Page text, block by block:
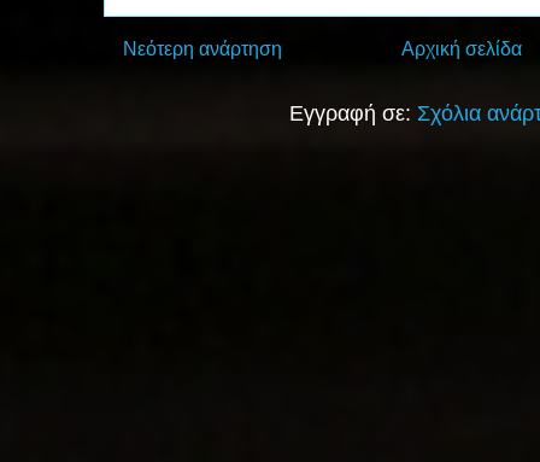
Νεότερη ανάρτηση Αρχική σελίδα
Εγγραφή σε: Σχόλια